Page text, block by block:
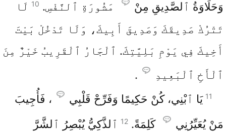
وَحَلَاوَةُ ٱلصَّدِيقِ مِنْ
مَشُورَةِ ٱلنَّفْسِ. 10 لَا
تَتْرُكْ صَدِيقَكَ وَصَدِيقَ أَبِيكَ، وَلَا تَدْخُلْ بَيْتَ
أَخِيكَ فِي يَوْمِ بَلِيَّتِكَ. ٱلْجَارُ ٱلْقَرِيبُ خَيْرٌ مِنَ
ٱلْأَخِ ٱلْبَعِيدِ
.
11 يَا ٱبْنِي، كُنْ حَكِيمًا وَفَرِّحْ قَلْبِي
، فَأُجِيبَ
مَنْ يُعَيِّرُنِي
كَلِمَةً. 12 ٱلذَّكِيُّ يُبْصِرُ ٱلشَّرَّ